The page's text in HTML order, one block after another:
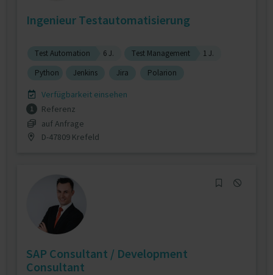
Ingenieur Testautomatisierung
Test Automation 6 J. Test Management
1 J.
Python
Jenkins Jira Polarion
Verfügbarkeit einsehen
1
Referenz
auf Anfrage
D-47809 Krefeld
SAP Consultant / Development
Consultant